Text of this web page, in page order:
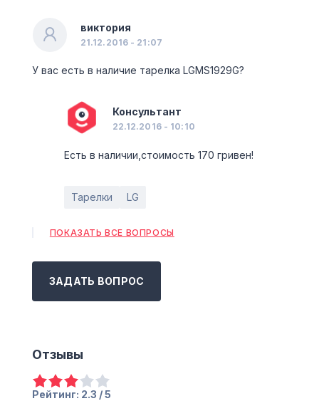
виктория
21.12.2016 - 21:07
У вас есть в наличие тарелка LGMS1929G?
Консультант
22.12.2016 - 10:10
Есть в наличии,стоимость 170 гривен!
Тарелки LG
ПОКАЗАТЬ ВСЕ ВОПРОСЫ
ЗАДАТЬ ВОПРОС
Отзывы
Рейтинг: 2.3 / 5